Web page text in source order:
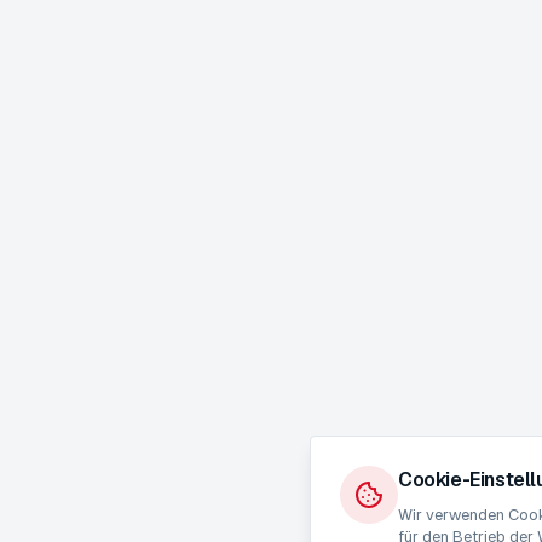
Cookie-
Wir verwenden
für den Betrieb der